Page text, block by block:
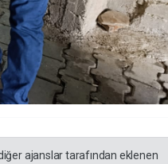
ajanslar tarafından eklenen